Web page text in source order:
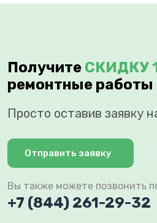
Получите СКИДКУ
ремонтные работы
Просто оставив заявку
Отправить заявку
Вы также можете позвонить
+7 (844) 261-29-32